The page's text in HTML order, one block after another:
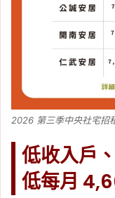
2026 第三季中央社宅招
低收入戶
低每月